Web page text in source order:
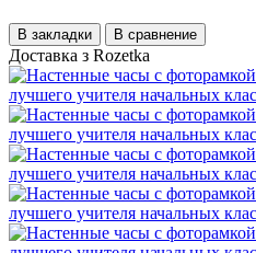
В закладки В сравнение
Доставка з Rozetka